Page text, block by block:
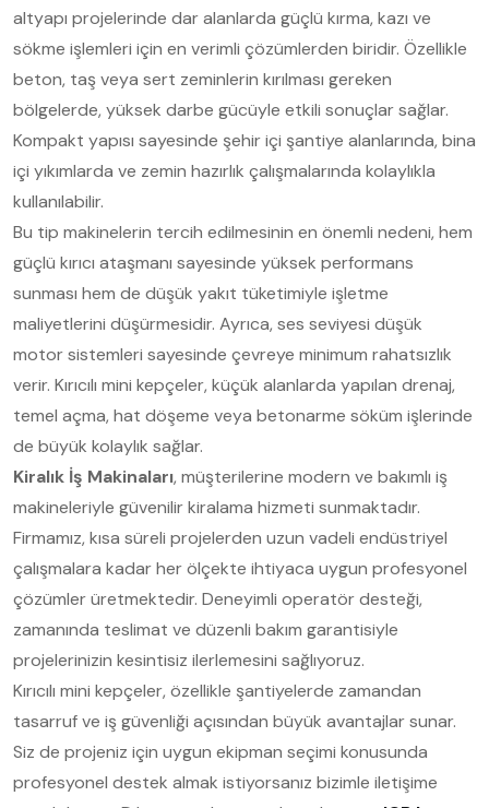
altyapı projelerinde dar alanlarda güçlü kırma, kazı ve
sökme işlemleri için en verimli çözümlerden biridir. Özellikle
beton, taş veya sert zeminlerin kırılması gereken
bölgelerde, yüksek darbe gücüyle etkili sonuçlar sağlar.
Kompakt yapısı sayesinde şehir içi şantiye alanlarında, bina
içi yıkımlarda ve zemin hazırlık çalışmalarında kolaylıkla
kullanılabilir.
Bu tip makinelerin tercih edilmesinin en önemli nedeni, hem
güçlü kırıcı ataşmanı sayesinde yüksek performans
sunması hem de düşük yakıt tüketimiyle işletme
maliyetlerini düşürmesidir. Ayrıca, ses seviyesi düşük
motor sistemleri sayesinde çevreye minimum rahatsızlık
verir. Kırıcılı mini kepçeler, küçük alanlarda yapılan drenaj,
temel açma, hat döşeme veya betonarme söküm işlerinde
de büyük kolaylık sağlar.
Kiralık İş Makinaları, müşterilerine modern ve bakımlı iş
makineleriyle güvenilir kiralama hizmeti sunmaktadır.
Firmamız, kısa süreli projelerden uzun vadeli endüstriyel
çalışmalara kadar her ölçekte ihtiyaca uygun profesyonel
çözümler üretmektedir. Deneyimli operatör desteği,
zamanında teslimat ve düzenli bakım garantisiyle
projelerinizin kesintisiz ilerlemesini sağlıyoruz.
Kırıcılı mini kepçeler, özellikle şantiyelerde zamandan
tasarruf ve iş güvenliği açısından büyük avantajlar sunar.
Siz de projeniz için uygun ekipman seçimi konusunda
profesyonel destek almak istiyorsanız bizimle iletişime